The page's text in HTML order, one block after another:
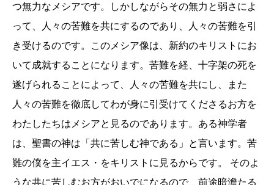
つ無力なメシアです。しかしながらその無力と弱さによ
って、人々の苦難を共にするのであり、人々の苦難を引
き受けるのです。このメシア像は、新約のキリストにお
いて成就することになります。苦難を経、十字架の死を
遂げられることによって、人々の苦難を共にし、また
人々の苦難を徹底してわが身に引受けてくださるお方を
わたしたちはメシアと見るのであります。ある神学者
は、聖書の神は「共に苦しむ神である」と言います。苦
難の僕を主イエス・をキリストに見るからです。 そのよ
うな共に苦しむお方がおいでになるので、前途暗澹たる